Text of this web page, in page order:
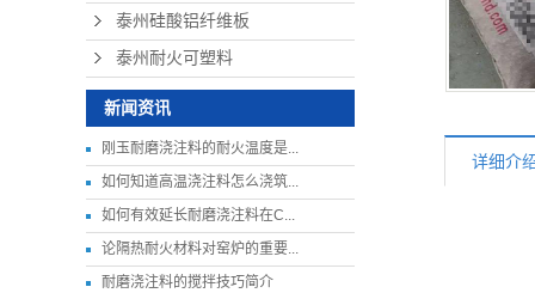
泰州硅酸铝纤维板
泰州耐火可塑料
新闻资讯
刚玉耐磨浇注料的耐火温度是...
如何知道高温浇注料怎么浇筑...
如何有效延长耐磨浇注料在C...
论隔热耐火材料对窑炉的重要...
耐磨浇注料的搅拌技巧简介
详细介